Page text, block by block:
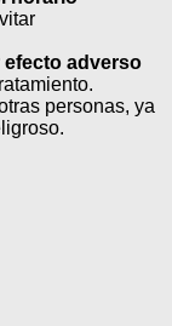
efecto adverso
personas, ya